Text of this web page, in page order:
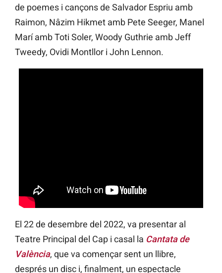
de poemes i cançons de Salvador Espriu amb
Raimon, Nâzim Hikmet amb Pete Seeger, Manel
Marí amb Toti Soler, Woody Guthrie amb Jeff
Tweedy, Ovidi Montllor i John Lennon.
El 22 de desembre del 2022, va presentar al
Teatre Principal del Cap i casal la Cantata de
València, que va començar sent un llibre,
després un disc i, finalment, un espectacle